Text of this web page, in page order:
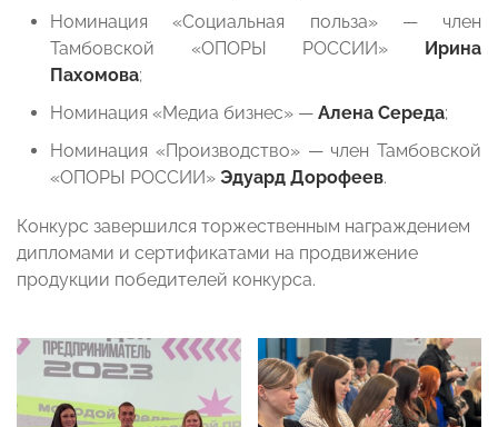
Номинация «Социальная польза» — член
Тамбовской «ОПОРЫ РОССИИ»
Ирина
Пахомова;
Номинация «Медиа бизнес» — Алена Середа;
Номинация «Производство» — член Тамбовской
«ОПОРЫ РОССИИ» Эдуард Дорофеев.
Конкурс завершился торжественным награждением
дипломами и сертификатами на продвижение
продукции победителей конкурса.